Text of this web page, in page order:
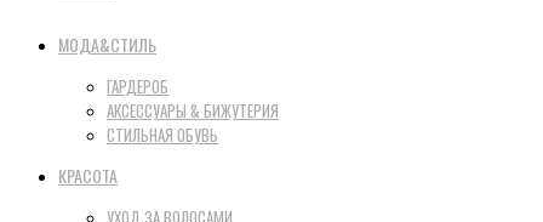
МОДА&СТИЛЬ
ГАРДЕРОБ
АКСЕССУАРЫ & БИЖУТЕРИЯ
СТИЛЬНАЯ ОБУВЬ
КРАСОТА
УХОД ЗА ВОЛОСАМИ